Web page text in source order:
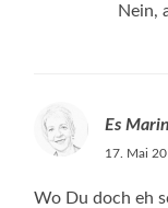
Nein,
Es
17. Mai
Wo Du doch eh